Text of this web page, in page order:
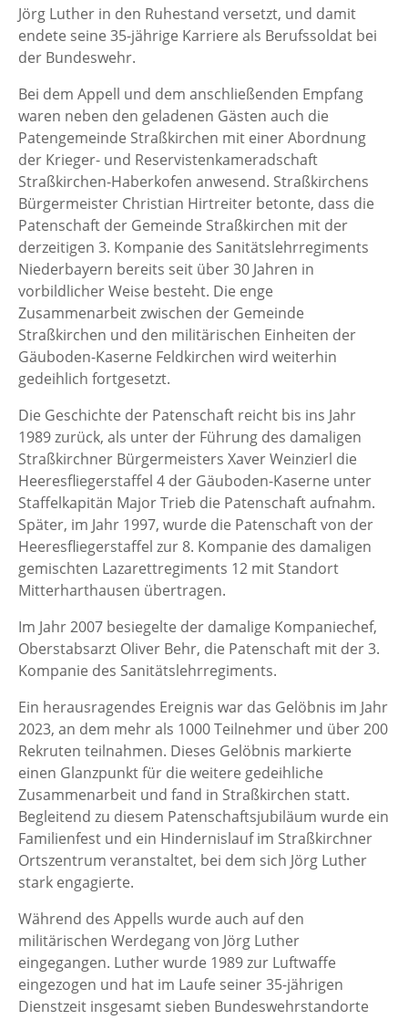
Jörg Luther in den Ruhestand versetzt, und damit
endete seine 35-jährige Karriere als Berufssoldat bei
der Bundeswehr.
Bei dem Appell und dem anschließenden Empfang
waren neben den geladenen Gästen auch die
Patengemeinde Straßkirchen mit einer Abordnung
der Krieger- und Reservistenkameradschaft
Straßkirchen-Haberkofen anwesend. Straßkirchens
Bürgermeister Christian Hirtreiter betonte, dass die
Patenschaft der Gemeinde Straßkirchen mit der
derzeitigen 3. Kompanie des Sanitätslehrregiments
Niederbayern bereits seit über 30 Jahren in
vorbildlicher Weise besteht. Die enge
Zusammenarbeit zwischen der Gemeinde
Straßkirchen und den militärischen Einheiten der
Gäuboden-Kaserne Feldkirchen wird weiterhin
gedeihlich fortgesetzt.
Die Geschichte der Patenschaft reicht bis ins Jahr
1989 zurück, als unter der Führung des damaligen
Straßkirchner Bürgermeisters Xaver Weinzierl die
Heeresfliegerstaffel 4 der Gäuboden-Kaserne unter
Staffelkapitän Major Trieb die Patenschaft aufnahm.
Später, im Jahr 1997, wurde die Patenschaft von der
Heeresfliegerstaffel zur 8. Kompanie des damaligen
gemischten Lazarettregiments 12 mit Standort
Mitterharthausen übertragen.
Im Jahr 2007 besiegelte der damalige Kompaniechef,
Oberstabsarzt Oliver Behr, die Patenschaft mit der 3.
Kompanie des Sanitätslehrregiments.
Ein herausragendes Ereignis war das Gelöbnis im Jahr
2023, an dem mehr als 1000 Teilnehmer und über 200
Rekruten teilnahmen. Dieses Gelöbnis markierte
einen Glanzpunkt für die weitere gedeihliche
Zusammenarbeit und fand in Straßkirchen statt.
Begleitend zu diesem Patenschaftsjubiläum wurde ein
Familienfest und ein Hindernislauf im Straßkirchner
Ortszentrum veranstaltet, bei dem sich Jörg Luther
stark engagierte.
Während des Appells wurde auch auf den
militärischen Werdegang von Jörg Luther
eingegangen. Luther wurde 1989 zur Luftwaffe
eingezogen und hat im Laufe seiner 35-jährigen
Dienstzeit insgesamt sieben Bundeswehrstandorte